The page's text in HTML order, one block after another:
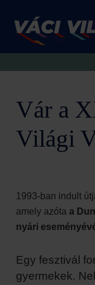
Vár a
Világi
1993-ban indult
amely azóta a
nyári
Egy fesztivál
gyermekek.